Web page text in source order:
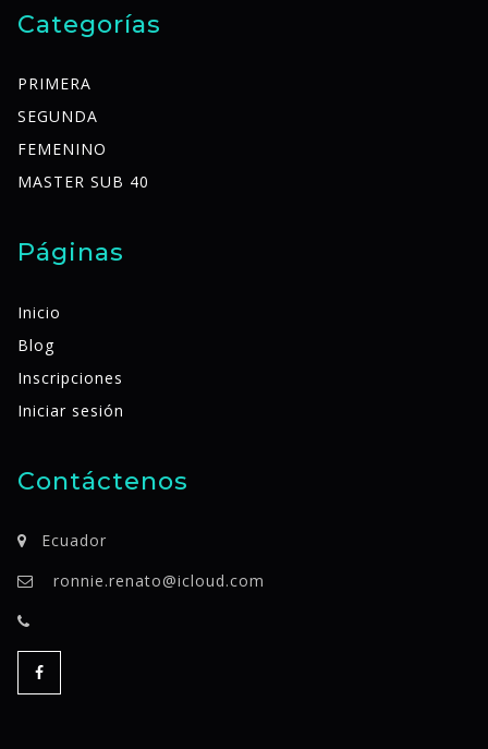
Categorías
PRIMERA
SEGUNDA
FEMENINO
MASTER SUB 40
Páginas
Inicio
Blog
Inscripciones
Iniciar sesión
Contáctenos
Ecuador
ronnie.renato@icloud.com